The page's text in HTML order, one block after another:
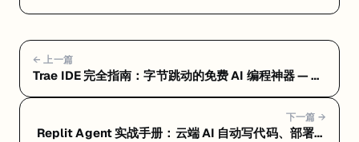
← 上一篇
Trae IDE 完全指南：字节跳动的免费 AI 编程神器 — 常
下一篇 →
Replit Agent 实战手册：云端 AI 自动写代码、部署一